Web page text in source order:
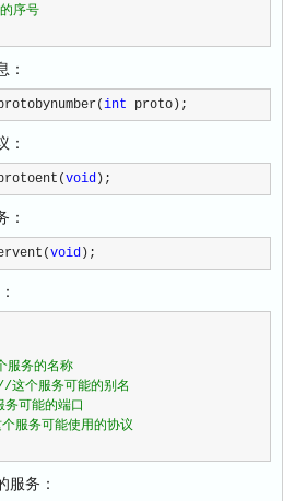
序号
：
int proto);
：
void );
：
void );
服务的名称
这个服务可能的别名
务可能的端口
服务可能使用的协议
服务：